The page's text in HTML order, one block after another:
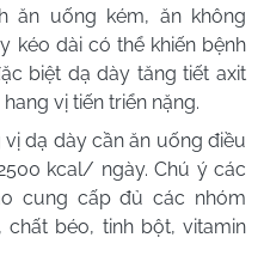
ăn uống kém, ăn không
kéo dài có thể khiến bệnh
biệt dạ dày tăng tiết axit
vị tiến triển nặng.
dạ dày cần ăn uống điều
kcal/ ngày. Chú ý các
cung cấp đủ các nhóm
béo, tinh bột, vitamin